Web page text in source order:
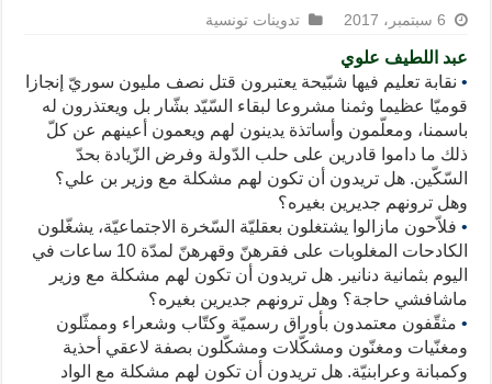
6 سبتمبر، 2017 تدوينات تونسية
عبد اللطيف علوي
• نقابة تعليم فيها شبّيحة يعتبرون قتل نصف مليون سوريّ إنجازا
قوميّا عظيما وثمنا مشروعا لبقاء السّيّد بشّار بل ويعتذرون له
باسمنا، ومعلّمون وأساتذة يدينون لهم ويعمون أعينهم عن كلّ
ذلك ما داموا قادرين على حلب الدّولة وفرض الزّيادة بحدّ
السّكّين. هل تريدون أن تكون لهم مشكلة مع وزير بن علي؟
وهل ترونهم جديرين بغيره؟
• فلاّحون مازالوا يشتغلون بعقليّة السّخرة الاجتماعيّة، يشغّلون
الكادحات المغلوبات على فقرهنّ وقهرهنّ لمدّة 10 ساعات في
اليوم بثمانية دنانير. هل تريدون أن تكون لهم مشكلة مع وزير
ماشافشي حاجة؟ وهل ترونهم جديرين بغيره؟
• مثقّفون معتمدون بأوراق رسميّة وكتّاب وشعراء وممثّلون
ومغنّيات ومغنّون ومشكّلات ومشكّلون بصفة لاعقي أحذية
وكمبانة وعرابنيّة. هل تريدون أن تكون لهم مشكلة مع الواد